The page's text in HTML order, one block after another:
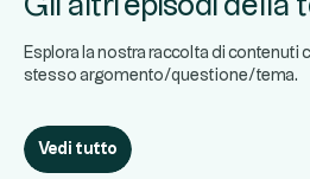
Gli altri episodi della
Esplora la nostra raccolta di contenuti
stesso argomento/questione/tema.
Vedi tutto